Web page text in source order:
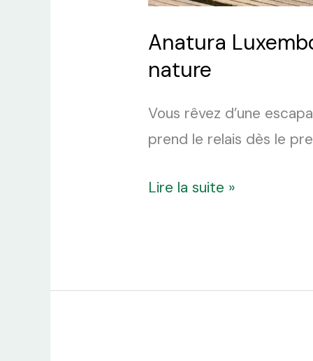
Anatura
nature
Vous rêvez d’une
prend le relais dès le
Lire la suite »